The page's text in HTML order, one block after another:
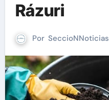
Rázuri
Por SeccioNNoticias